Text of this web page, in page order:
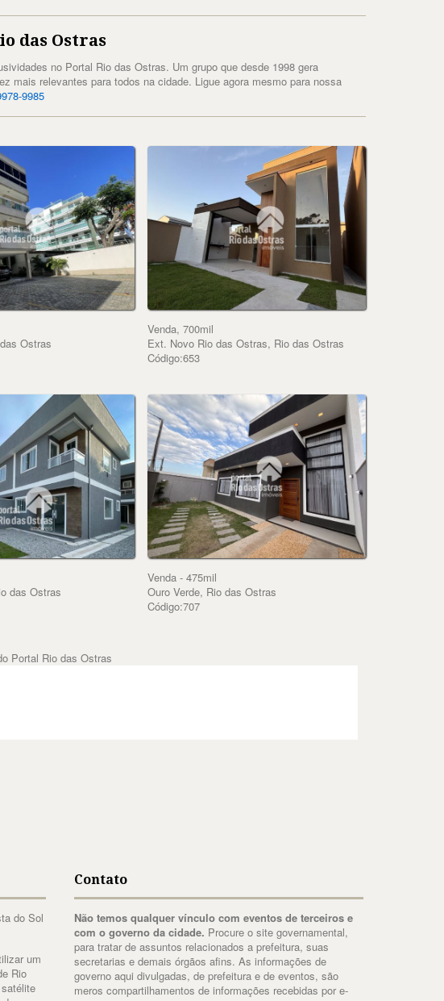
das Ostras
no Portal Rio das Ostras. Um grupo que desde 1998 gera
mais relevantes para todos na cidade. Ligue agora mesmo para nossa
9985
Ostras
Venda, 700mil
Ext. Novo Rio das Ostras, Rio das Ostras
Código:653
das Ostras
Venda - 475mil
Ouro Verde, Rio das Ostras
Código:707
Portal Rio das Ostras
do Sol
um
Rio
Contato
Não temos qualquer vínculo com eventos de terceiros e
com o governo da cidade. Procure o site governamental,
para tratar de assuntos relacionados a prefeitura, suas
secretarias e demais órgãos afins. As informações de
governo aqui divulgadas, de prefeitura e de eventos, são
meros compartilhamentos de informações recebidas por e-